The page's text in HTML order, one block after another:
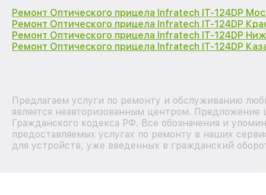
Ремонт Оптического прицела Infratech IT-124DP
Ремонт Оптического прицела Infratech IT-124DP
Ремонт Оптического прицела Infratech IT-124DP
Ремонт Оптического прицела Infratech IT-124DP
Предлагаем услуги по ремонту и обслуживанию
является неавторизованным центром.
Гражданского кодекса РФ. Все обозначения и
предоставляемых услугах по ремонту в наших
для устройств, уже введенных в гражданский